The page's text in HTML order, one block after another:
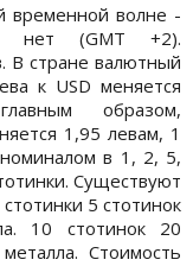
временной волне -
нет (GMT +2).
В стране валютный
к USD меняется
образом,
1,95 левам, 1
в 1, 2, 5,
Существуют
5 стотинок
10 стотинок 20
Стоимость